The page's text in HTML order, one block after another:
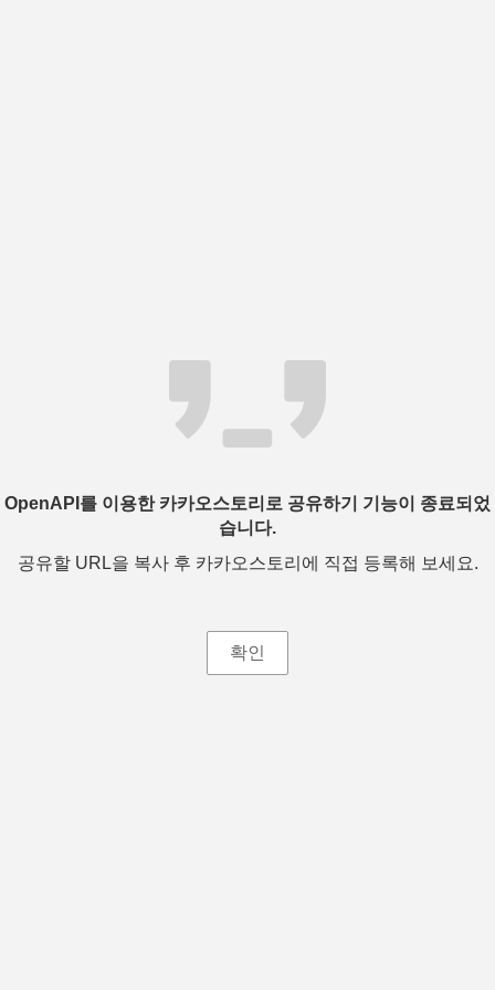
OpenAPI를 이용한 카카오스토리로 공유하기 기능이 종료되었
습니다.
공유할 URL을 복사 후 카카오스토리에 직접 등록해 보세요.
확인